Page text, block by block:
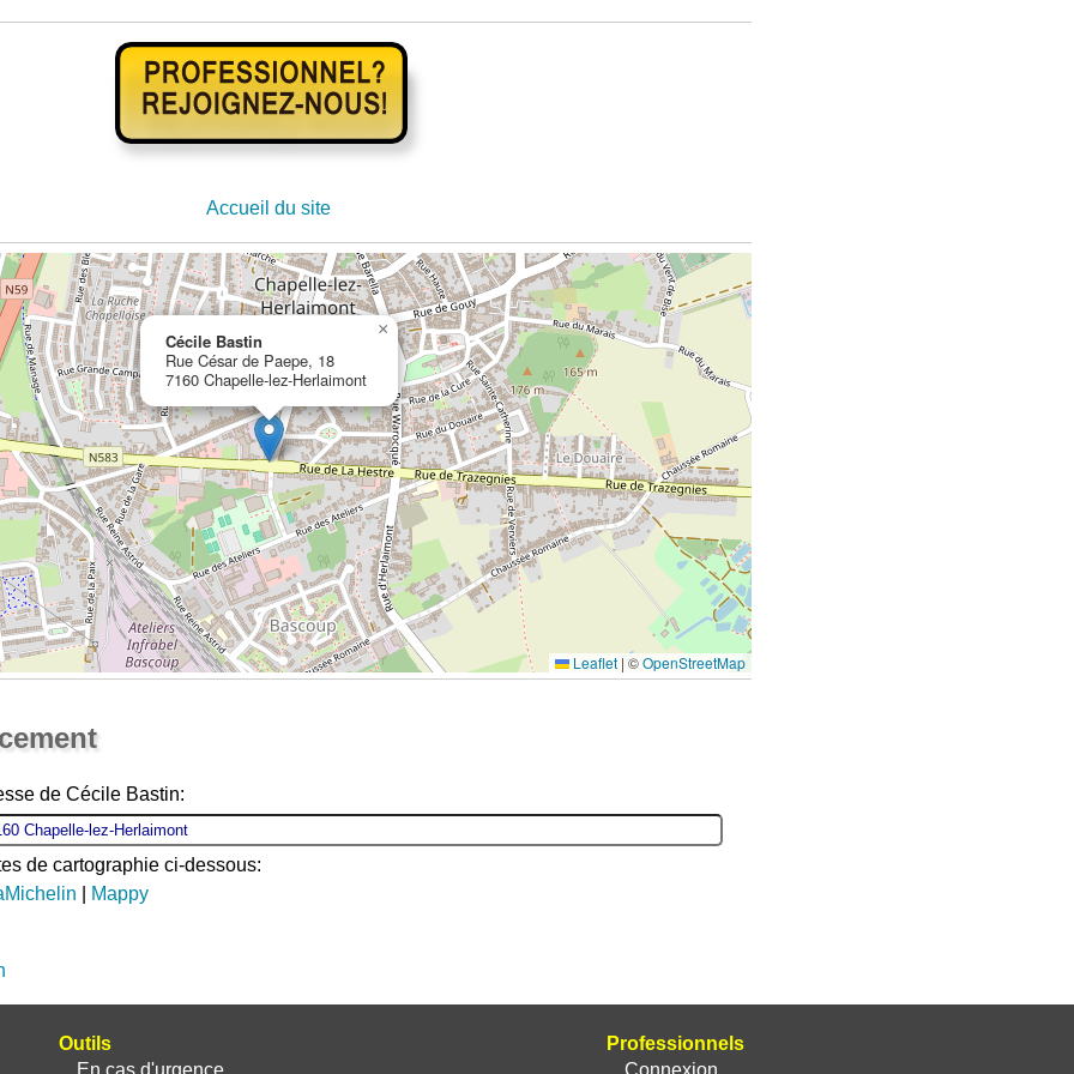
Accueil du site
Cécile Bastin
Rue César de Paepe, 18
7160 Chapelle-lez-Herlaimont
×
Leaflet | ©OpenStreetMap
de Cécile Bastin:
de cartographie ci-dessous:
Mappy
Professionnels
Outils